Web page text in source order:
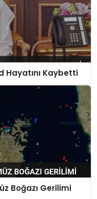
Hayatını Kaybetti
Boğazı Gerilimi